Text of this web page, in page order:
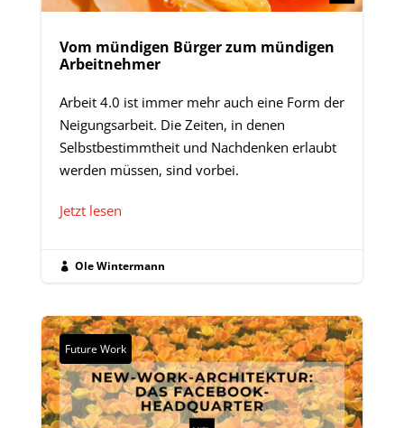
Vom mündigen Bürger zum mündigen
Arbeitnehmer
Arbeit 4.0 ist immer mehr auch eine Form der
Neigungsarbeit. Die Zeiten, in denen
Selbstbestimmtheit und Nachdenken erlaubt
werden müssen, sind vorbei.
Jetzt lesen
 Ole Wintermann
Future Work